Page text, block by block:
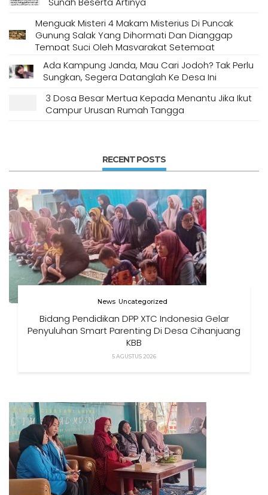
Menguak Misteri 4 Makam Misterius Di Puncak
Gunung Salak Yang Dihormati Dan Dianggap
Tempat Suci Oleh Masyarakat Setempat
Ada Kampung Janda, Mau Cari Jodoh? Tak Perlu
Sungkan, Segera Datanglah Ke Desa Ini
3 Dosa Besar Mertua Kepada Menantu Jika Ikut
Campur Urusan Rumah Tangga
RECENT POSTS
News Uncategorized
Bidang Pendidikan DPP XTC Indonesia Gelar
Penyuluhan Smart Parenting Di Desa Cihanjuang
KBB
5 AGUSTUS 2026